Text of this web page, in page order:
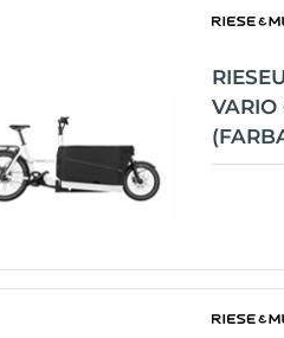
VARIO